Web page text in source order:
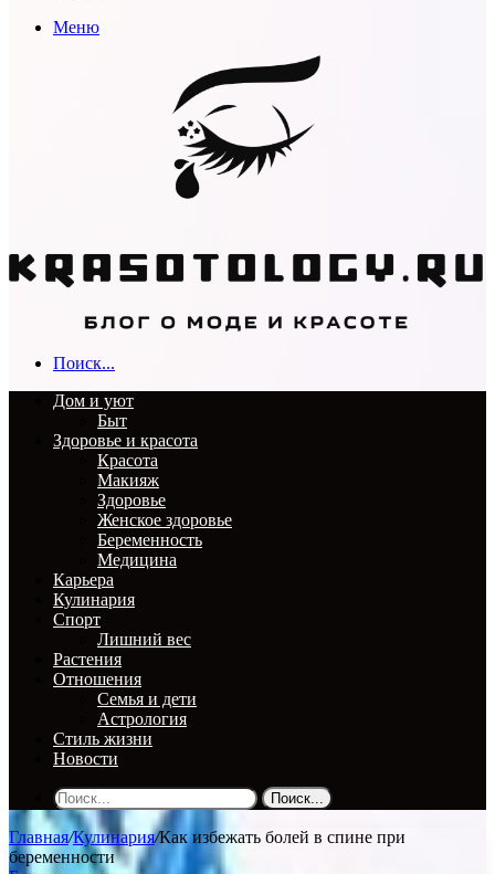
Меню
Поиск...
Дом и уют
Быт
Здоровье и красота
Красота
Макияж
Здоровье
Женское здоровье
Беременность
Медицина
Карьера
Кулинария
Спорт
Лишний вес
Растения
Отношения
Семья и дети
Астрология
Стиль жизни
Новости
Поиск...
Главная/Кулинария/Как избежать болей в спине при
беременности